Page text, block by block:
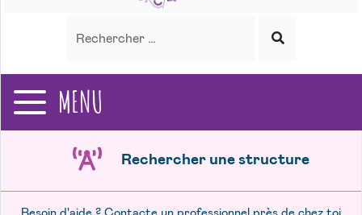
Lancer
recherche
MENU
Rechercher une structure